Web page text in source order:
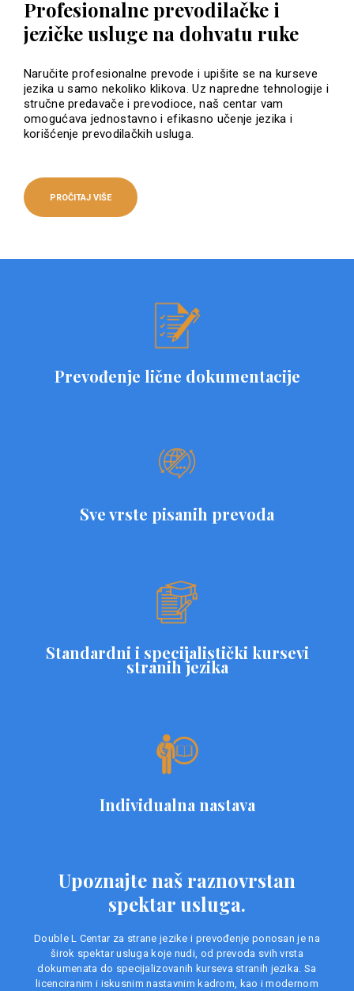
Profesionalne prevodilačke i
jezičke usluge na dohvatu ruke
Naručite profesionalne prevode i upišite se na kurseve
jezika u samo nekoliko klikova. Uz napredne tehnologije i
stručne predavače i prevodioce, naš centar vam
omogućava jednostavno i efikasno učenje jezika i
korišćenje prevodilačkih usluga.
PROČITAJ VIŠE
Prevođenje lične dokumentacije
Sve vrste pisanih prevoda
Standardni i specijalistički kursevi
stranih jezika
Individualna nastava
Upoznajte naš raznovrstan
spektar usluga.
Double L Centar za strane jezike i prevođenje ponosan je na
širok spektar usluga koje nudi, od prevoda svih vrsta
dokumenata do specijalizovanih kurseva stranih jezika. Sa
licenciranim i iskusnim nastavnim kadrom, kao i modernom